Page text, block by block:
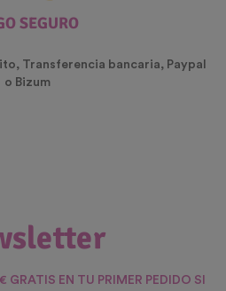
SEGURO
Transferencia bancaria, Paypal
o Bizum
GRATIS EN TU PRIMER PEDIDO SI